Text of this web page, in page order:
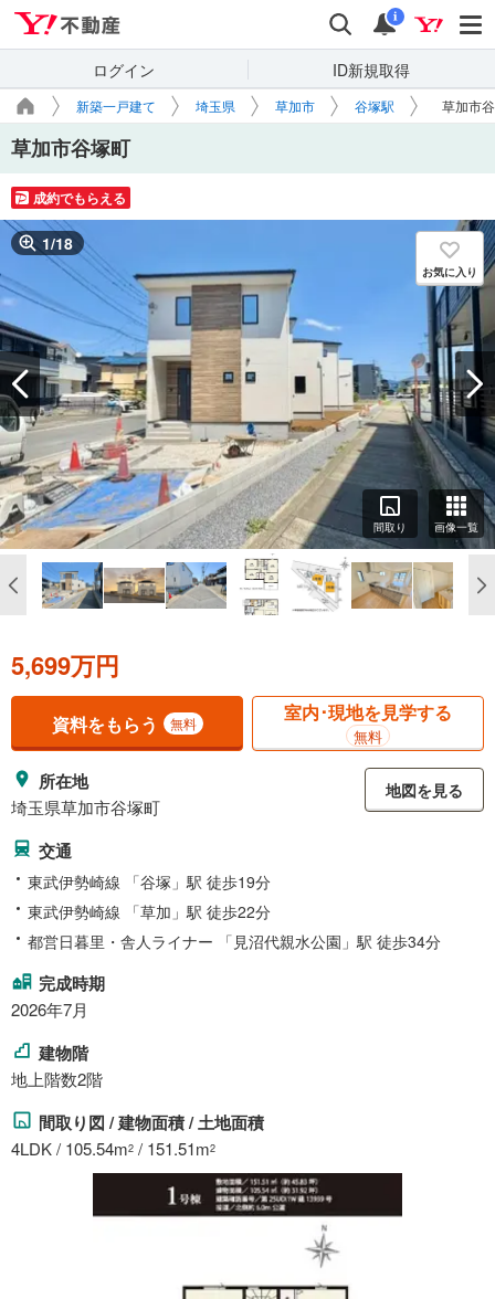
検索 通知
i
ログイン ID新規取得
新築一戸建て 埼玉県 草加市 谷塚駅 草加市
草加市谷塚町
成約でもらえる
1/18
お気に入り
間取り 画像一覧
5,699万円
資料をもらう 無料 室内･現地を見学する
無料
所在地
埼玉県草加市谷塚町
地図を見る
交通
東武伊勢崎線 「谷塚」駅 徒歩19分
東武伊勢崎線 「草加」駅 徒歩22分
都営日暮里・舎人ライナー 「見沼代親水公園」駅 徒歩34分
完成時期
2026年7月
建物階
地上階数2階
間取り図 / 建物面積 / 土地面積
4LDK / 105.54m2 / 151.51m2